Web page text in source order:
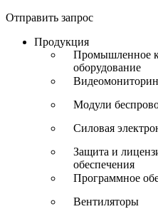
Отправить запрос
Продукция
Промышленное
оборудование
Модули
Силовая
Защита и
обеспечения
Программное
Вентиляторы